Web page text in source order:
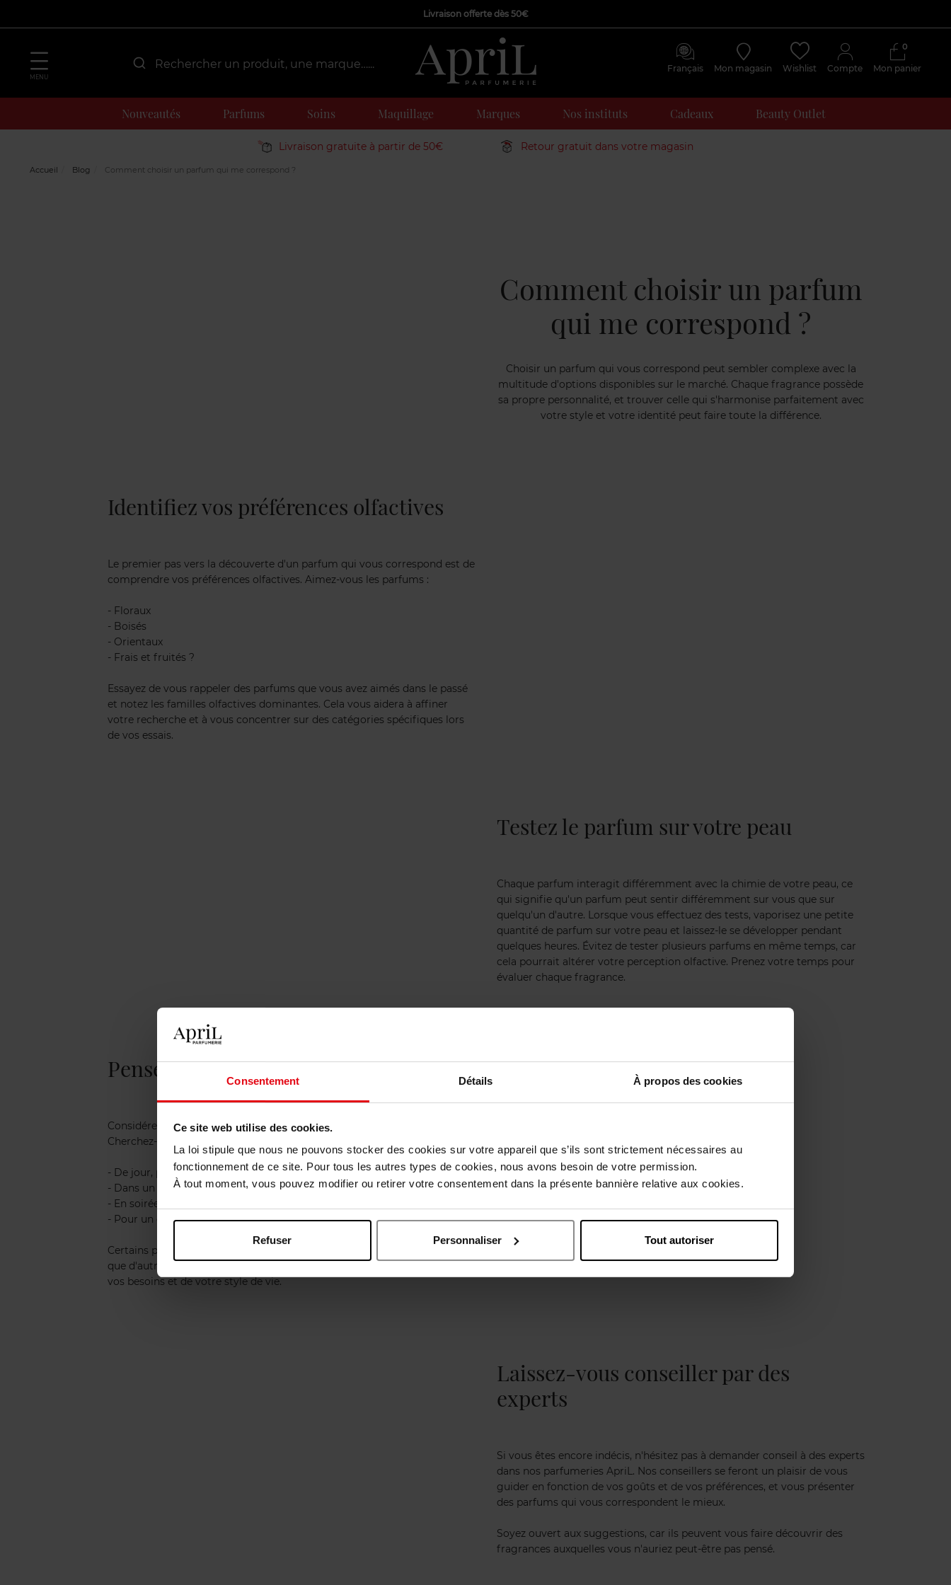
Consentement Détails À propos des cookies
Ce site web utilise des cookies.
La loi stipule que nous ne pouvons stocker des cookies sur votre appareil que s’ils sont strictement nécessaires au
fonctionnement de ce site. Pour tous les autres types de cookies, nous avons besoin de votre permission.
À tout moment, vous pouvez modifier ou retirer votre consentement dans la présente bannière relative aux cookies.
Refuser Personnaliser Tout autoriser
Livraison offerte dès 50€
MENU
Français Mon magasin Wishlist Compte Mon panier
0
Nouveautés Parfums Soins Maquillage Marques Nos instituts Cadeaux Beauty Outlet
Livraison gratuite à partir de 50€ Retour gratuit dans votre magasin
Accueil Blog Comment choisir un parfum qui me correspond ?
Comment choisir un parfum
qui me correspond ?
Choisir un parfum qui vous correspond peut sembler complexe avec la
multitude d'options disponibles sur le marché. Chaque fragrance possède
sa propre personnalité, et trouver celle qui s'harmonise parfaitement avec
votre style et votre identité peut faire toute la différence.
Identifiez vos préférences olfactives
Le premier pas vers la découverte d'un parfum qui vous correspond est de
comprendre vos préférences olfactives. Aimez-vous les parfums :
- Floraux
- Boisés
- Orientaux
- Frais et fruités ?
Essayez de vous rappeler des parfums que vous avez aimés dans le passé
et notez les familles olfactives dominantes. Cela vous aidera à affiner
votre recherche et à vous concentrer sur des catégories spécifiques lors
de vos essais.
Testez le parfum sur votre peau
Chaque parfum interagit différemment avec la chimie de votre peau, ce
qui signifie qu'un parfum peut sentir différemment sur vous que sur
quelqu'un d'autre. Lorsque vous effectuez des tests, vaporisez une petite
quantité de parfum sur votre peau et laissez-le se développer pendant
quelques heures. Évitez de tester plusieurs parfums en même temps, car
cela pourrait altérer votre perception olfactive. Prenez votre temps pour
évaluer chaque fragrance.
Pensez à l'occasion d'utilisation
Considérez l'occasion pour laquelle vous voulez porter le parfum.
Cherchez-vous une fragrance à porter :
- De jour, pour un usage quotidien
- Dans un cadre professionnel
- En soirée
- Pour un évènement spécial ?
Certains parfums sont plus adaptés à des moments particuliers, tandis
que d'autres conviennent à toutes les occasions. Choisissez en fonction de
vos besoins et de votre style de vie.
Laissez-vous conseiller par des
experts
Si vous êtes encore indécis, n'hésitez pas à demander conseil à des experts
dans nos parfumeries ApriL. Nos conseillers se feront un plaisir de vous
guider en fonction de vos goûts et de vos préférences, et vous présenter
des parfums qui vous correspondent le mieux.
Soyez ouvert aux suggestions, car ils peuvent vous faire découvrir des
fragrances auxquelles vous n'auriez peut-être pas pensé.